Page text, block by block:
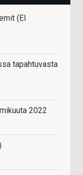
(EI
tapahtuvasta
2022